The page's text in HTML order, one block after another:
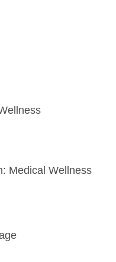
Medical Wellness